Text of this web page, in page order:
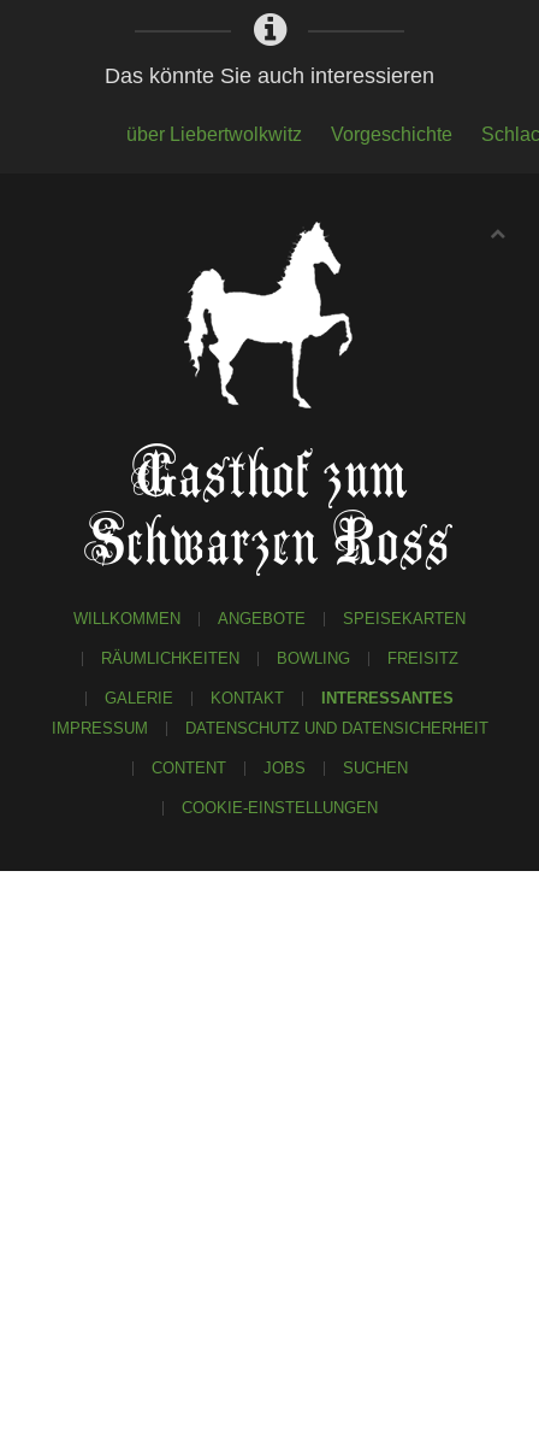
Das könnte Sie auch interessieren
über Liebertwolkwitz Vorgeschichte
Gasthof zum
Schwarzen Ross
WILLKOMMEN ANGEBOTE SPEISEKARTEN
RÄUMLICHKEITEN BOWLING FREISITZ
GALERIE KONTAKT
INTERESSANTES
IMPRESSUM
DATENSCHUTZ UND DATENSICHERHEIT
CONTENT JOBS SUCHEN
COOKIE-EINSTELLUNGEN